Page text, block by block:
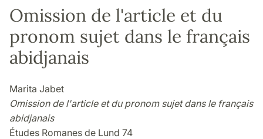
Omission de l'article et du
pronom sujet dans le français
abidjanais
Marita Jabet
Omission de l'article et du pronom sujet dans le français
abidjanais
Études Romanes de Lund 74